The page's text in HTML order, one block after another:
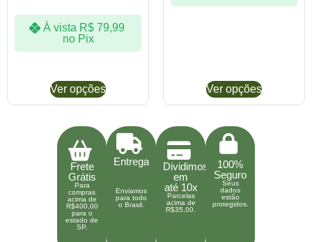
À vista R$79,99
no Pix
Ver opções Ver opções
Frete
Grátis
Para
compras
acima de
R$400,00
para o
estado de
SP.
Entrega
Enviamos
para todo
o Brasil.
Dividimos
em
até 10x
Parcelas
acima de
R$35,00.
100%
Seguro
Seus
dados
estão
protegidos.